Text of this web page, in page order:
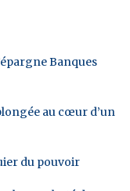
Banques
au cœur d’un
du pouvoir